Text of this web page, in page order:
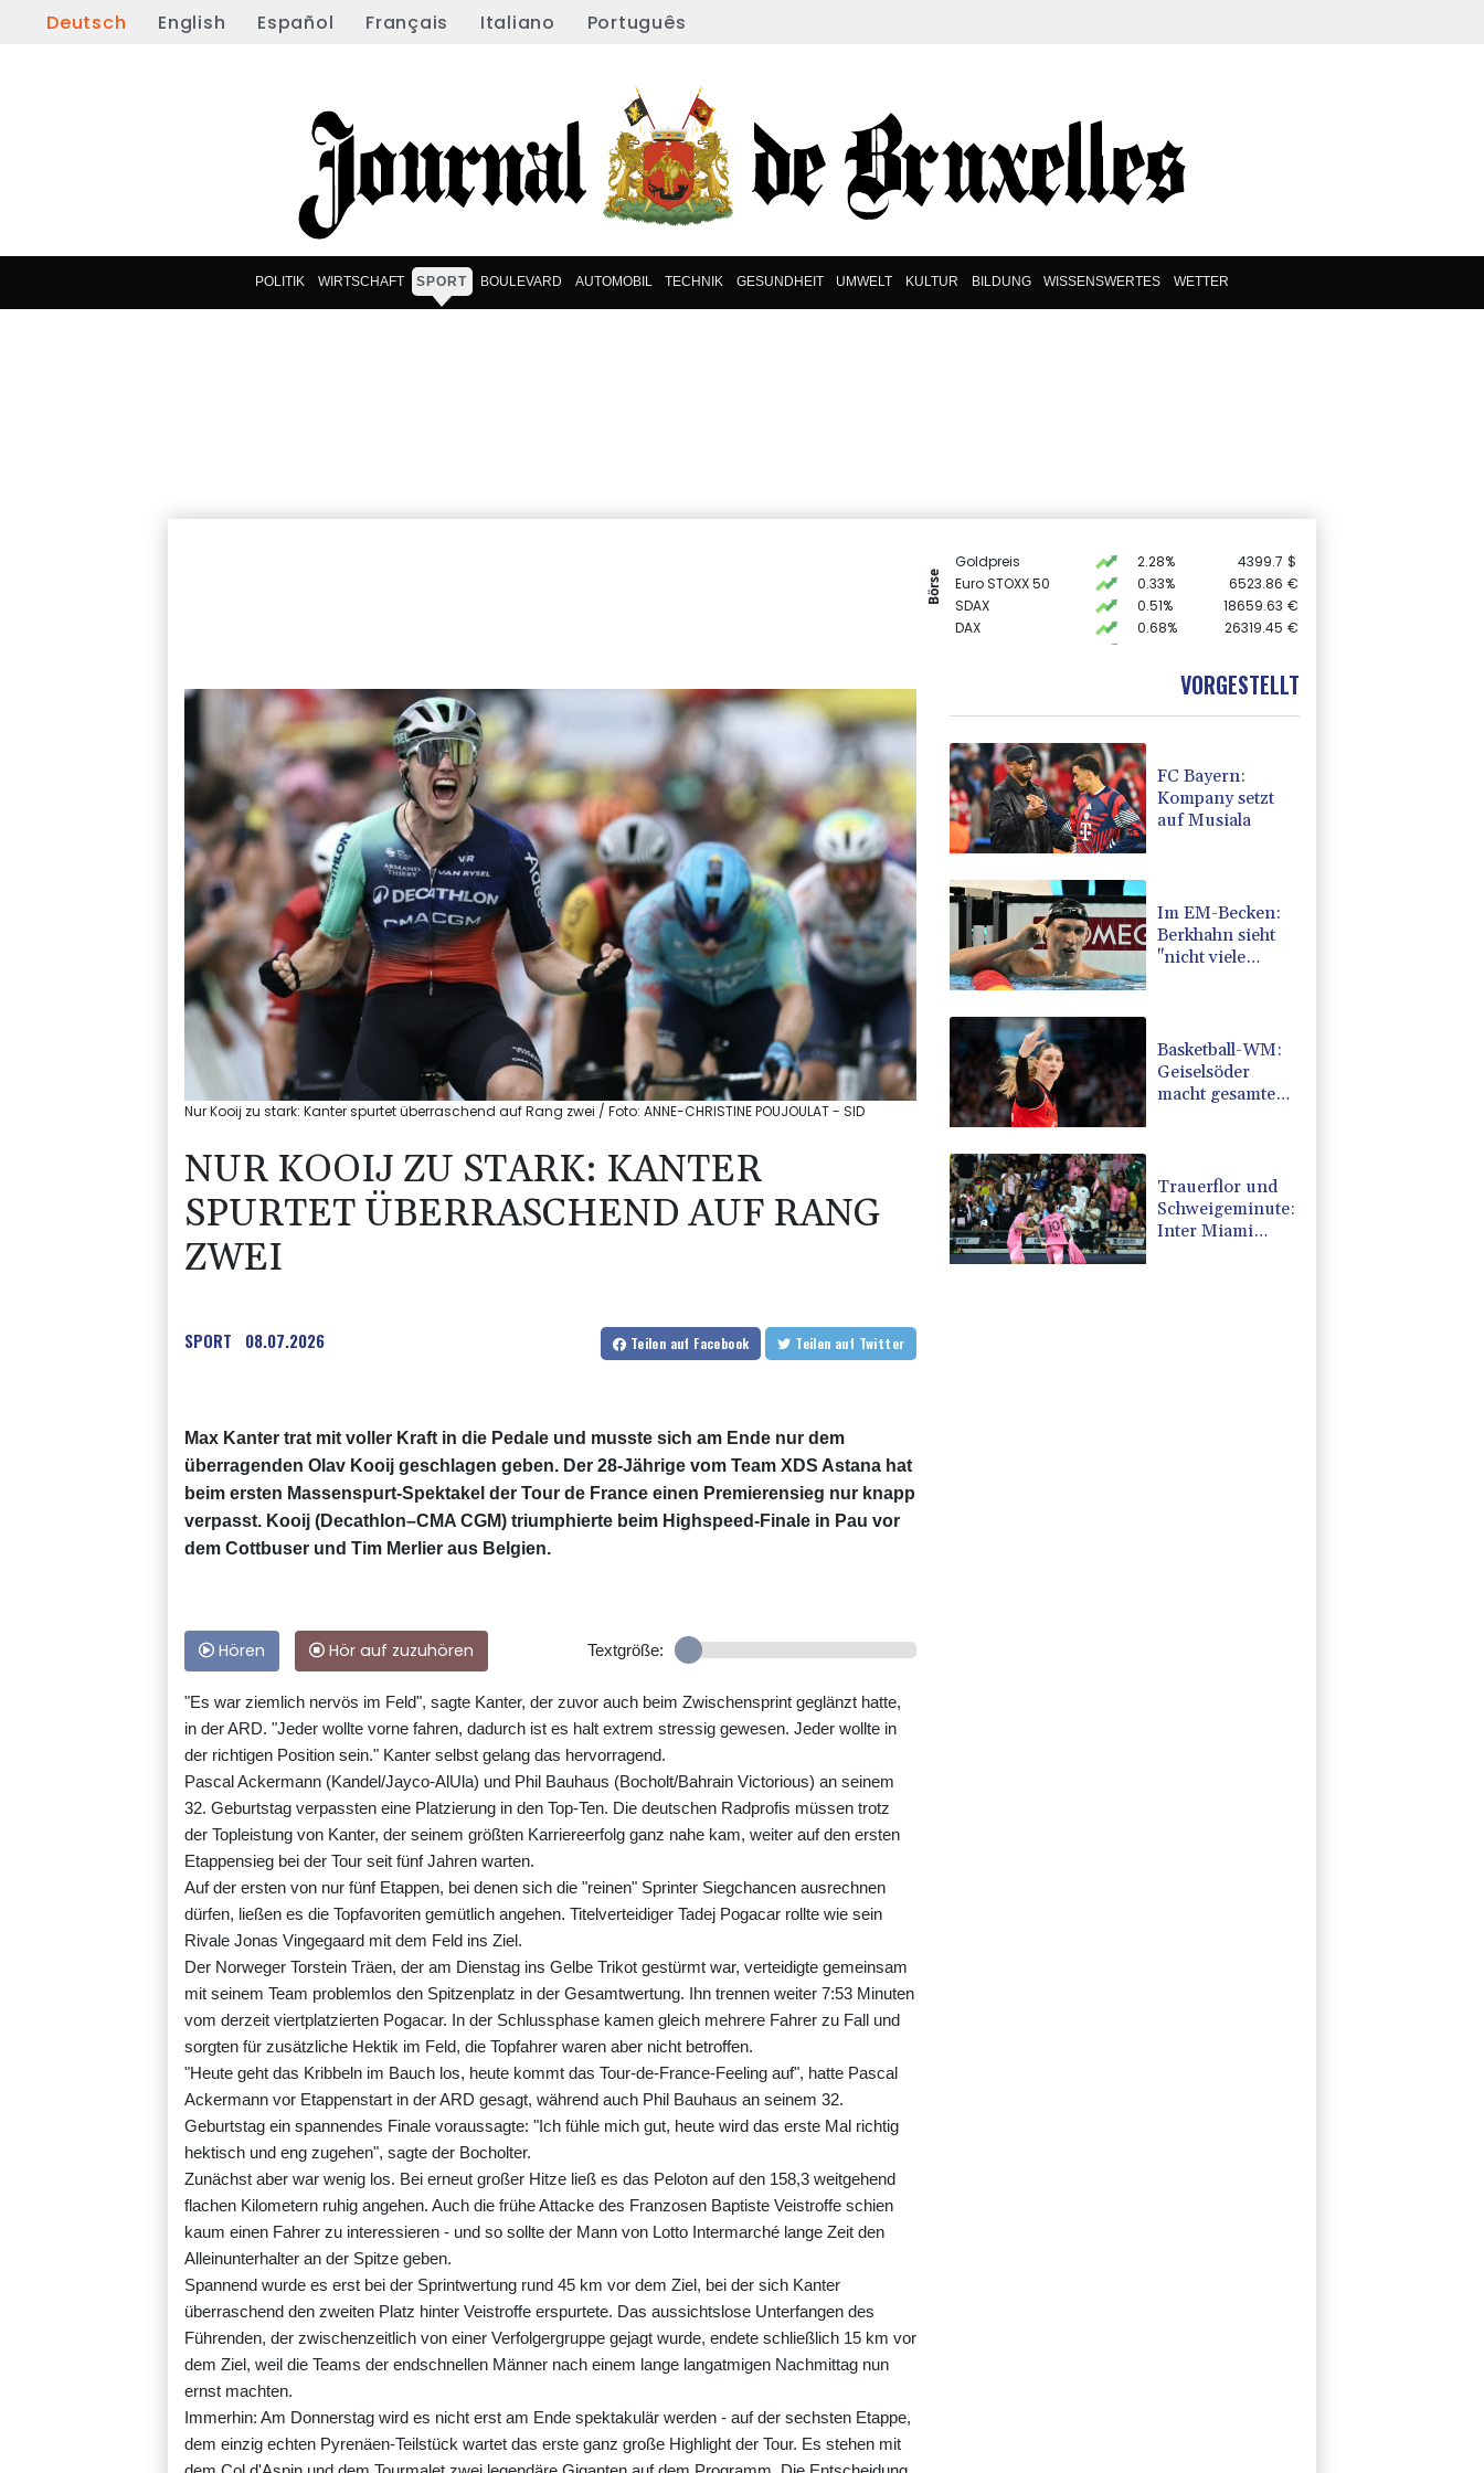
Deutsch English Español Français Italiano Português
POLITIK WIRTSCHAFT SPORT BOULEVARD AUTOMOBIL TECHNIK GESUNDHEIT UMWELT KULTUR BILDUNG WISSENSWERTES WETTER
Börse
Goldpreis 2.28% 4399.7 $
Euro STOXX 50
0.33% 6523.86 €
SDAX
0.51% 18659.63 €
DAX
0.68% 26319.45 €
-0.07% 32407.2 €
1.1562 $
Nur Kooij zu stark: Kanter spurtet überraschend auf Rang zwei / Foto: ANNE-CHRISTINE POUJOULAT - SID
NUR KOOIJ ZU STARK: KANTER
SPURTET ÜBERRASCHEND AUF RANG
ZWEI
SPORT 08.07.2026 Teilen auf Facebook Teilen auf Twitter
Max Kanter trat mit voller Kraft in die Pedale und musste sich am Ende nur dem
überragenden Olav Kooij geschlagen geben. Der 28-Jährige vom Team XDS Astana hat
beim ersten Massenspurt-Spektakel der Tour de France einen Premierensieg nur knapp
verpasst. Kooij (Decathlon–CMA CGM) triumphierte beim Highspeed-Finale in Pau vor
dem Cottbuser und Tim Merlier aus Belgien.
Hören Hör auf zuzuhören Textgröße:
"Es war ziemlich nervös im Feld", sagte Kanter, der zuvor auch beim Zwischensprint geglänzt hatte,
in der ARD. "Jeder wollte vorne fahren, dadurch ist es halt extrem stressig gewesen. Jeder wollte in
der richtigen Position sein." Kanter selbst gelang das hervorragend.
Pascal Ackermann (Kandel/Jayco-AlUla) und Phil Bauhaus (Bocholt/Bahrain Victorious) an seinem
32. Geburtstag verpassten eine Platzierung in den Top-Ten. Die deutschen Radprofis müssen trotz
der Topleistung von Kanter, der seinem größten Karriereerfolg ganz nahe kam, weiter auf den ersten
Etappensieg bei der Tour seit fünf Jahren warten.
Auf der ersten von nur fünf Etappen, bei denen sich die "reinen" Sprinter Siegchancen ausrechnen
dürfen, ließen es die Topfavoriten gemütlich angehen. Titelverteidiger Tadej Pogacar rollte wie sein
Rivale Jonas Vingegaard mit dem Feld ins Ziel.
Der Norweger Torstein Träen, der am Dienstag ins Gelbe Trikot gestürmt war, verteidigte gemeinsam
mit seinem Team problemlos den Spitzenplatz in der Gesamtwertung. Ihn trennen weiter 7:53 Minuten
vom derzeit viertplatzierten Pogacar. In der Schlussphase kamen gleich mehrere Fahrer zu Fall und
sorgten für zusätzliche Hektik im Feld, die Topfahrer waren aber nicht betroffen.
"Heute geht das Kribbeln im Bauch los, heute kommt das Tour-de-France-Feeling auf", hatte Pascal
Ackermann vor Etappenstart in der ARD gesagt, während auch Phil Bauhaus an seinem 32.
Geburtstag ein spannendes Finale voraussagte: "Ich fühle mich gut, heute wird das erste Mal richtig
hektisch und eng zugehen", sagte der Bocholter.
Zunächst aber war wenig los. Bei erneut großer Hitze ließ es das Peloton auf den 158,3 weitgehend
flachen Kilometern ruhig angehen. Auch die frühe Attacke des Franzosen Baptiste Veistroffe schien
kaum einen Fahrer zu interessieren - und so sollte der Mann von Lotto Intermarché lange Zeit den
Alleinunterhalter an der Spitze geben.
Spannend wurde es erst bei der Sprintwertung rund 45 km vor dem Ziel, bei der sich Kanter
überraschend den zweiten Platz hinter Veistroffe erspurtete. Das aussichtslose Unterfangen des
Führenden, der zwischenzeitlich von einer Verfolgergruppe gejagt wurde, endete schließlich 15 km vor
dem Ziel, weil die Teams der endschnellen Männer nach einem lange langatmigen Nachmittag nun
ernst machten.
Immerhin: Am Donnerstag wird es nicht erst am Ende spektakulär werden - auf der sechsten Etappe,
dem einzig echten Pyrenäen-Teilstück wartet das erste ganz große Highlight der Tour. Es stehen mit
VORGESTELLT
FC Bayern:
Kompany setzt
auf Musiala
Im EM-Becken:
Berkhahn sieht
"nicht viele
Basketball-WM:
Geiselsöder
macht gesamte
Trauerflor und
Schweigeminute:
Inter Miami